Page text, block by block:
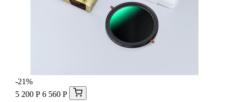
-21%
5 200 Р 6 560 Р